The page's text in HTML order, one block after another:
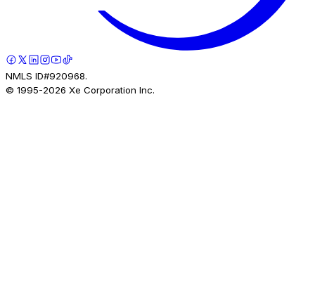
NMLS ID#920968.
© 1995-2026 Xe Corporation Inc.